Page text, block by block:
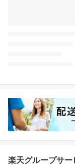
楽天グループサー